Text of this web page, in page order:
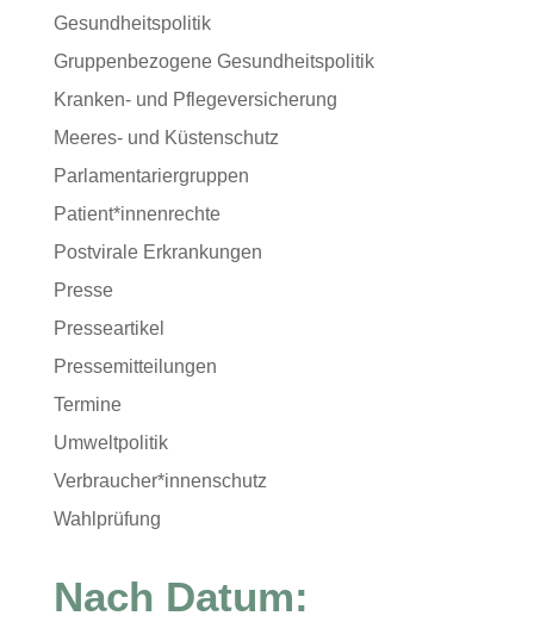
Gesundheitspolitik
Gruppenbezogene Gesundheitspolitik
Kranken- und Pflegeversicherung
Meeres- und Küstenschutz
Parlamentariergruppen
Patient*innenrechte
Postvirale Erkrankungen
Presse
Presseartikel
Pressemitteilungen
Termine
Umweltpolitik
Verbraucher*innenschutz
Wahlprüfung
Nach Datum: